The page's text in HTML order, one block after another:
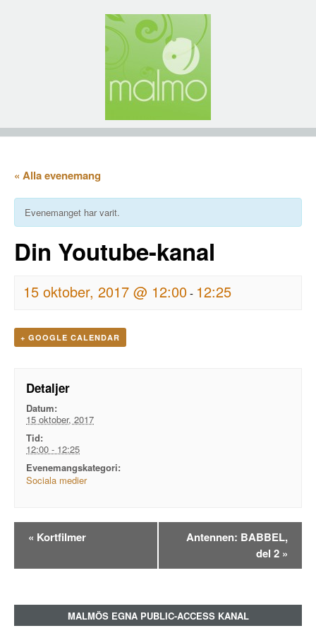
« Alla evenemang
Evenemanget har varit.
Din Youtube-kanal
15 oktober, 2017 @ 12:00- 12:25
+ GOOGLE CALENDAR
Detaljer
Datum:
15 oktober, 2017
Tid:
12:00 - 12:25
Evenemangskategori:
Sociala medier
Evenemangsnavigation
« Kortfilmer
Antennen: BABBEL,
del 2 »
MALMÖS EGNA PUBLIC-ACCESS KANAL